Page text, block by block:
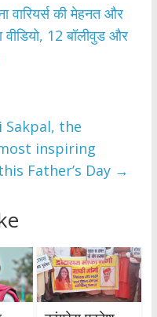
वारियर्स की मेहनत और
वीडियो, 12 बॉलीवुड और
Sakpal, the
inspiring
Father’s Day →